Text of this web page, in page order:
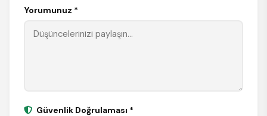
Yorumunuz *
Güvenlik Doğrulaması *